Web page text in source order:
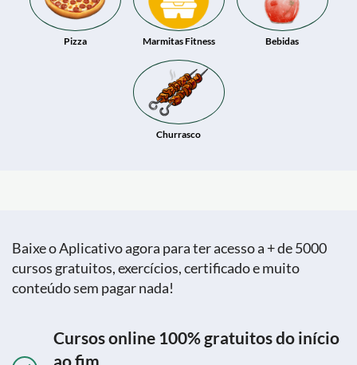
Pizza Marmitas Fitness Bebidas
Churrasco
Baixe o Aplicativo agora para ter acesso a + de 5000
cursos gratuitos, exercícios, certificado e muito
conteúdo sem pagar nada!
Cursos online 100% gratuitos do início
ao fim